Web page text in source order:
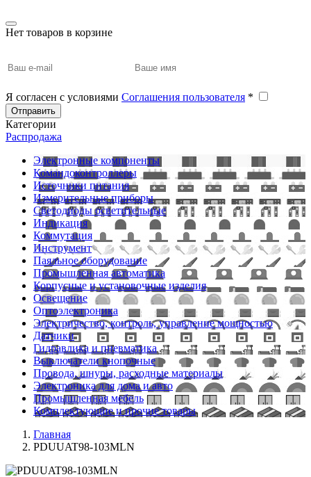
Нет товаров в корзине
Я согласен с условиями Соглашения пользователя *
Отправить
Категории
Распродажа
Электронные компоненты
Командоконтроллеры
Источники питания
Измерительные приборы
Светодиоды осветительные
Индикация
Коммутация
Инструмент
Паяльное оборудование
Промышленная автоматика
Корпусные и установочные изделия
Освещение
Оптоэлектроника
Электричество, контроль, управление мощностью
Датчики
Гидравлика и пневматика
Выключатели кнопочные
Провода, шнуры, расходные материалы
Электроника для дома и авто
Промышленная мебель
Комплектующие и прочие товары
Главная
PDUUAT98-103MLN